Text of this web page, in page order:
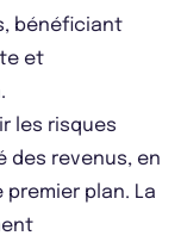
bénéficiant
et
les risques
des revenus, en
premier plan. La